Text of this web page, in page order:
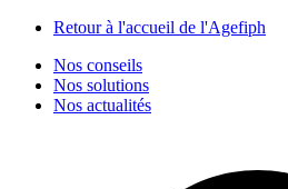
Retour à l'accueil de l'Agefiph
Nos conseils
Nos solutions
Nos actualités